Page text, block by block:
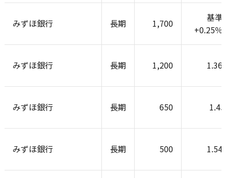
みずほ銀行 長期 1,700
基準
+0.25％
みずほ銀行 長期 1,200
みずほ銀行 長期 650
みずほ銀行 長期 500